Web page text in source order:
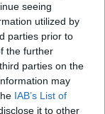
seeing
utilized by
parties prior to
the further
parties on the
may
IAB’s List of
it to other
bakterija
trbušna
do pucanja
napolje. U
broj